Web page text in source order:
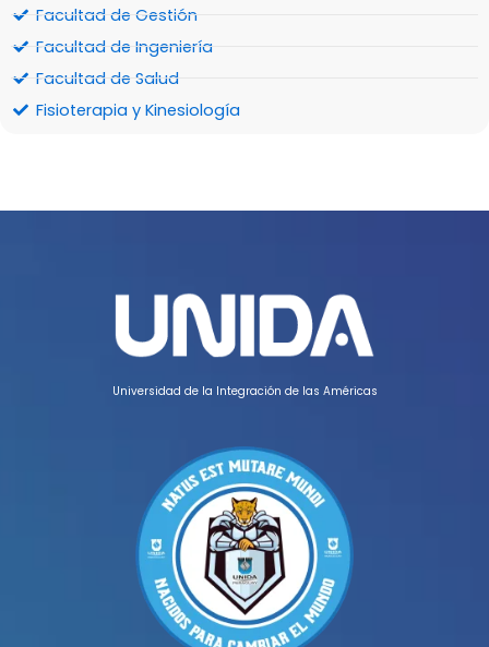
Facultad de Gestión
Facultad de Ingeniería
Facultad de Salud
Fisioterapia y Kinesiología
Universidad de la Integración de las Américas